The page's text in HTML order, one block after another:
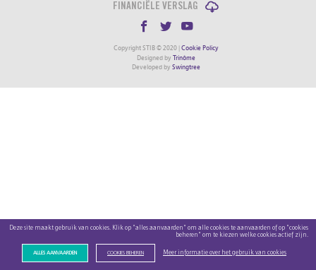
FINANCIËLE VERSLAG
Copyright STIB © 2020 | Cookie Policy
Designed by Trinôme
Developed by Swingtree
Deze site maakt gebruik van cookies. Klik op "alles aanvaarden" om alle cookies te aanvaarden of op "cookies
beheren" om te kiezen welke cookies actief zijn.
ALLES AANVAARDEN COOKIES BEHEREN Meer informatie over het gebruik van cookies